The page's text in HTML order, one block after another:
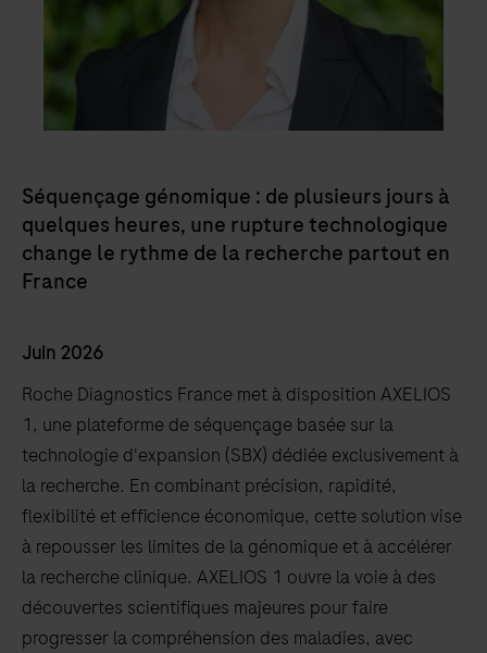
Séquençage génomique : de plusieurs jours à
quelques heures, une rupture technologique
change le rythme de la recherche partout en
France
Juin 2026
Roche Diagnostics France met à disposition AXELIOS
1, une plateforme de séquençage basée sur la
technologie d'expansion (SBX) dédiée exclusivement à
la recherche. En combinant précision, rapidité,
flexibilité et efficience économique, cette solution vise
à repousser les limites de la génomique et à accélérer
la recherche clinique. AXELIOS 1 ouvre la voie à des
découvertes scientifiques majeures pour faire
progresser la compréhension des maladies, avec